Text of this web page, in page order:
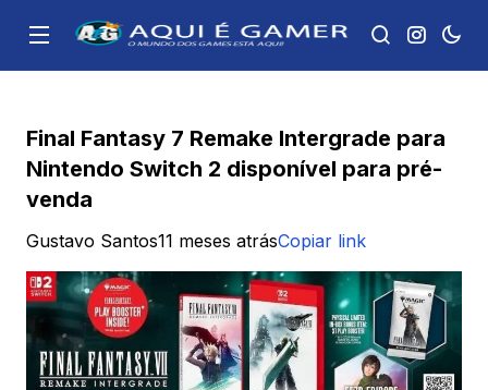
Final Fantasy 7 Remake Intergrade para
Nintendo Switch 2 disponível para pré-
venda
Gustavo Santos11 meses atrásCopiar link